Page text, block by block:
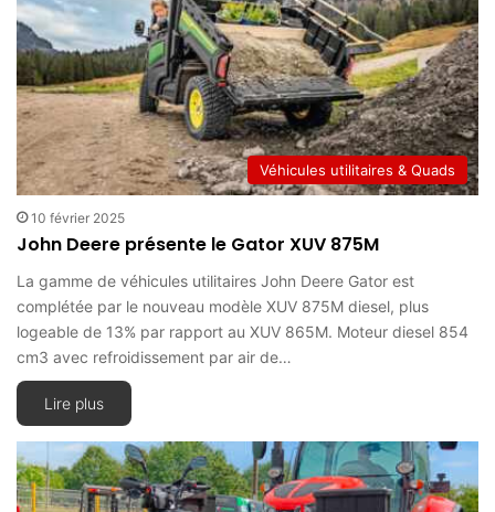
Véhicules utilitaires & Quads
10 février 2025
John Deere présente le Gator XUV 875M
La gamme de véhicules utilitaires John Deere Gator est
complétée par le nouveau modèle XUV 875M diesel, plus
logeable de 13% par rapport au XUV 865M. Moteur diesel 854
cm3 avec refroidissement par air de…
Lire plus